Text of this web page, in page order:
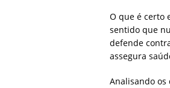
O que é certo
sentido que
defende
assegura
Analisando